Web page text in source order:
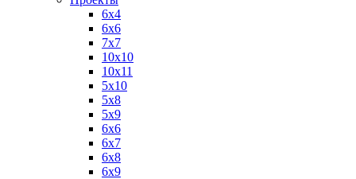
6х4
6х6
7х7
10х10
10х11
5х10
5х8
5х9
6x6
6x7
6x8
6x9